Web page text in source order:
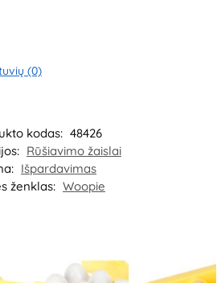
(0)
kodas: 48426
Rūšiavimo žaislai
Išpardavimas
ženklas: Woopie